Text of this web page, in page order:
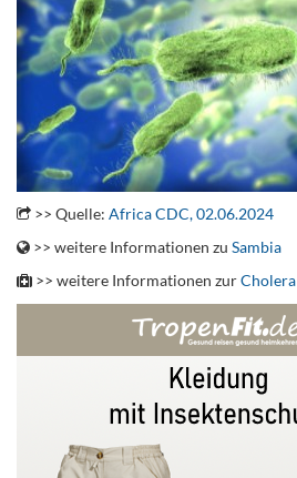
>> Quelle: Africa CDC, 02.06.2024
>> weitere Informationen zu Sambia
>> weitere Informationen zurCholera